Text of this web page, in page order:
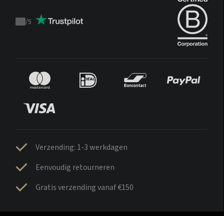
Trustpilot
/5
Verzending: 1-3 werkdagen
Eenvoudig retourneren
Gratis verzending vanaf €150